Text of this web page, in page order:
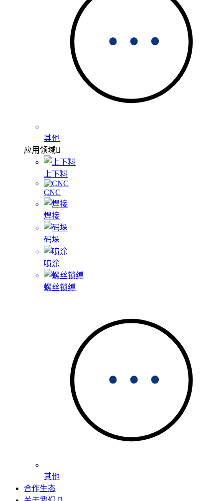
其他
应用领域
上下料
CNC
焊接
码垛
喷涂
螺丝锁缚
其他
合作生态